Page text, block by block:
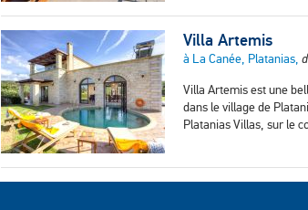
Villa Artemis
à La Canée, Platanias,
Villa Artemis est une
dans le village de
Platanias Villas, sur le